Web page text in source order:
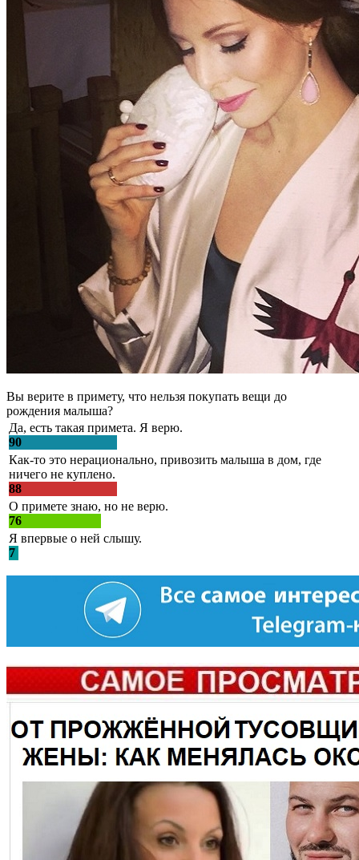
Вы верите в примету, что нельзя покупать вещи до
рождения малыша?
Да, есть такая примета. Я верю.
90
Как-то это нерационально, привозить малыша в дом, где
ничего не куплено.
88
О примете знаю, но не верю.
76
Я впервые о ней слышу.
7